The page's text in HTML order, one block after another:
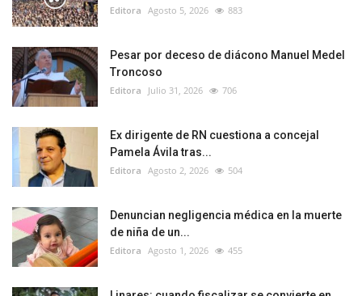
Editora Agosto 5, 2026 883
Pesar por deceso de diácono Manuel Medel
Troncoso
Editora Julio 31, 2026 706
Ex dirigente de RN cuestiona a concejal
Pamela Ávila tras...
Editora Agosto 2, 2026 504
Denuncian negligencia médica en la muerte
de niña de un...
Editora Agosto 1, 2026 455